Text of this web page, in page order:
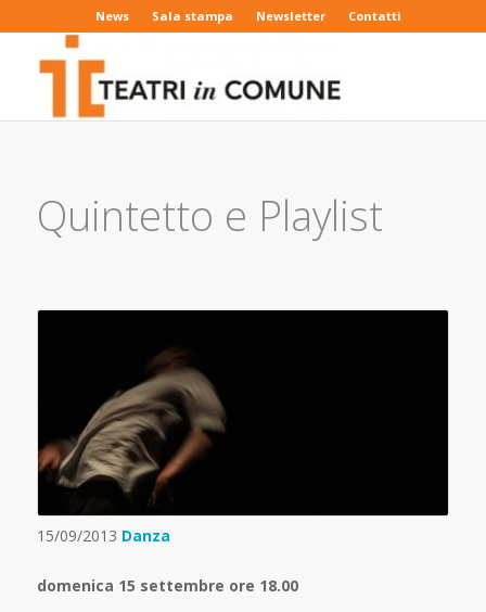
News Sala stampa Newsletter Contatti
Quintetto e Playlist
15/09/2013 Danza
domenica 15 settembre ore 18.00